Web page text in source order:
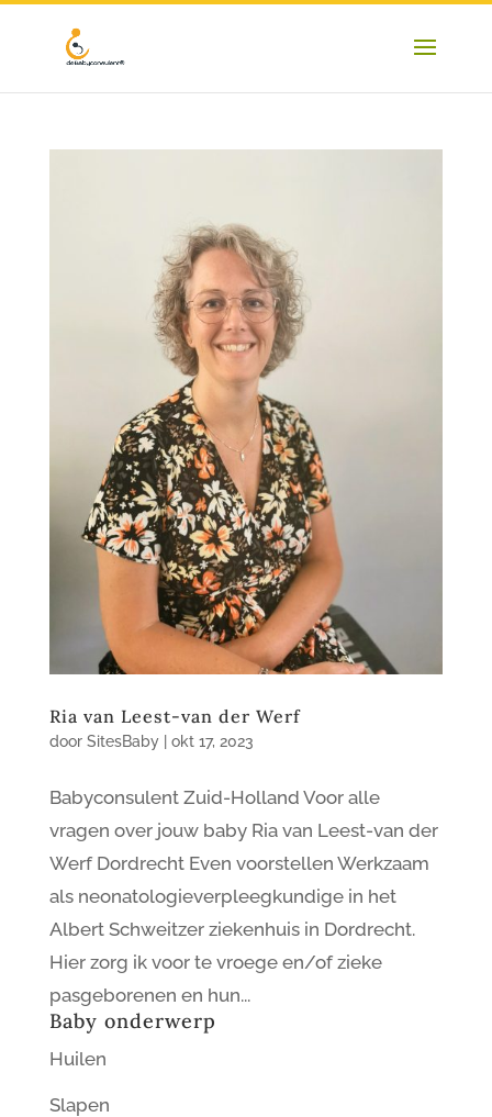
Ria van Leest-van der Werf
door SitesBaby| okt 17, 2023
Babyconsulent Zuid-Holland Voor alle
vragen over jouw baby Ria van Leest-van der
Werf Dordrecht Even voorstellen Werkzaam
als neonatologieverpleegkundige in het
Albert Schweitzer ziekenhuis in Dordrecht.
Hier zorg ik voor te vroege en/of zieke
pasgeborenen en hun...
Baby onderwerp
Huilen
Slapen